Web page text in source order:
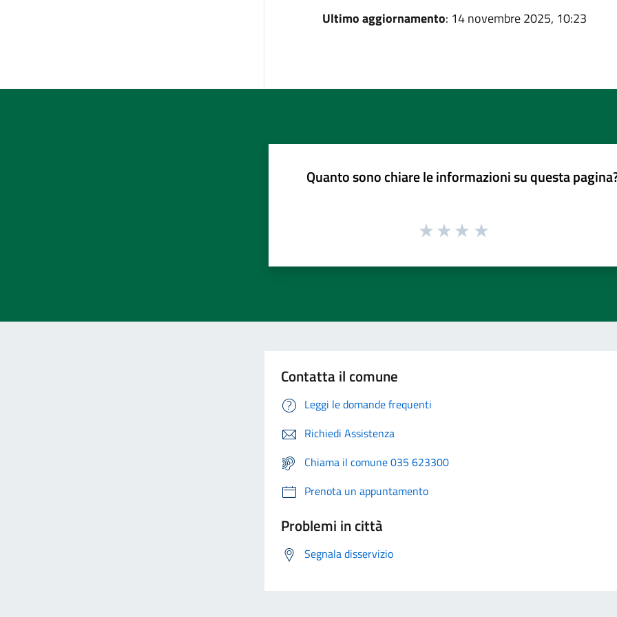
Ultimo aggiornamento: 14 novembre 2025, 10:23
Quanto sono chiare le informazioni su questa
Contatta il comune
Leggi le domande frequenti
Richiedi Assistenza
Chiama il comune 035 623300
Prenota un appuntamento
Problemi in città
Segnala disservizio